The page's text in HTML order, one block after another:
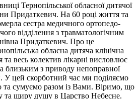
Тернопільської обласної дитячої
Придаткевич. На 60 році життя та
сестра медичного ортопедо-
відділення з травматологічним
Придаткевич. Про це
обласна дитяча клінічна
та весь колектив лікарні висловлює
близьким з приводу непоправної
У цей скорботний час ми поділяємо
та сумуємо разом із Вами. Віримо, що
та щиру душу в Царство Небесне.